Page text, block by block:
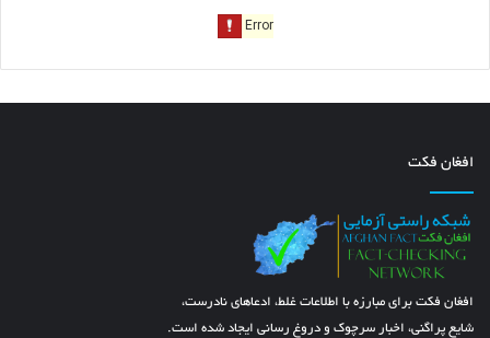
افغان فکت
افغان فکت برای مبارزه با اطلاعات غلط، ادعاهای نادرست،
شایع پراگنی، اخبار سرچوک و دروغ رسانی ایجاد شده است.